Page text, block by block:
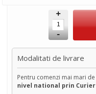
+
-
Modalitati de livrare
Pentru comenzi mai mari de
nivel national prin Curier